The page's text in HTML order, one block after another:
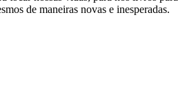
de maneiras novas e inesperadas.